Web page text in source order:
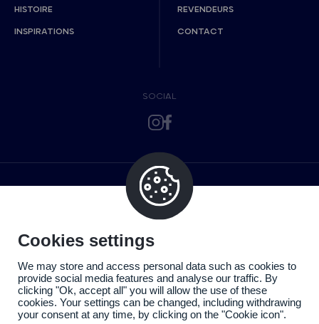
HISTOIRE
INSPIRATIONS
REVENDEURS
CONTACT
SOCIAL
Cookies settings
We may store and access personal data such as cookies to
provide social media features and analyse our traffic. By
clicking "Ok, accept all" you will allow the use of these
cookies. Your settings can be changed, including withdrawing
your consent at any time, by clicking on the "Cookie icon".